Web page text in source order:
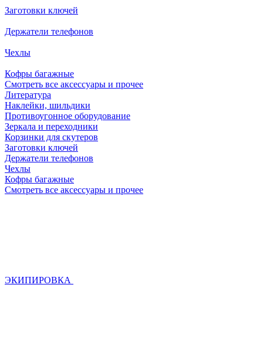
Заготовки ключей
Держатели телефонов
Чехлы
Кофры багажные
Смотреть все аксессуары и прочее
Литература
Наклейки, шильдики
Противоугонное оборудование
Зеркала и переходники
Корзинки для скутеров
Заготовки ключей
Держатели телефонов
Чехлы
Кофры багажные
Смотреть все аксессуары и прочее
ЭКИПИРОВКА